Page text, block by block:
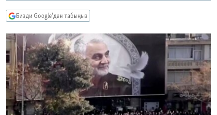
ЭКСПЕРТТЕР ТАЛДАЙТ
БИЗ ЖАНА ДҮЙНӨ
ДАНИСТЕ
ЭЖЕ-СИҢДИЛЕР
АЗАТТЫК+
ЫҢГАЙСЫЗ СУРООЛОР
ӨЗГӨЧӨ ПИКИР
Русский
ОНЛАЙН ШЕРИНЕ
Бизди Google'дан табыңыз